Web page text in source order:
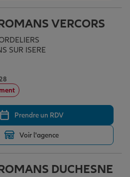
VERCORS
SUR ISERE
Prendre un RDV
Voir l'agence
DUCHESNE